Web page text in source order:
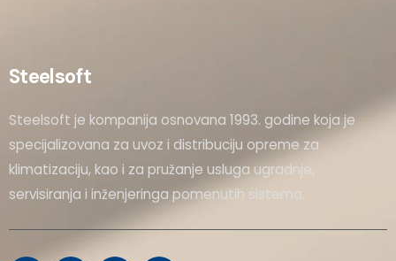
Steelsoft
Steelsoft je kompanija osnovana 1993. godine koja je
specijalizovana za uvoz i distribuciju opreme za
klimatizaciju, kao i za pružanje usluga ugradnje,
servisiranja i inženjeringa pomenutih sistema.